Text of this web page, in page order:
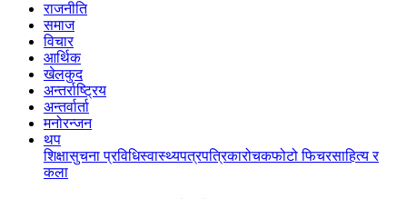
राजनीति
समाज
विचार
आर्थिक
खेलकुद
अन्तर्राष्ट्रिय
अन्तर्वार्ता
मनोरन्जन
थप
शिक्षासुचना प्रविधिस्वास्थ्यपत्रपत्रिकारोचकफोटो फिचरसाहित्य र
कला